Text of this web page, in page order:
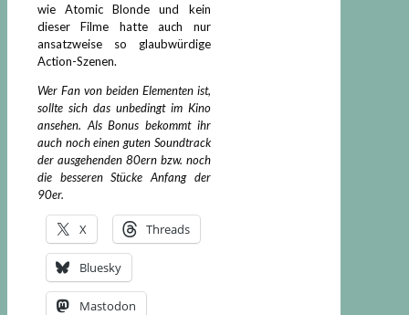
wie Atomic Blonde und kein
dieser Filme hatte auch nur
ansatzweise so glaubwürdige
Action-Szenen.
Wer Fan von beiden Elementen ist,
sollte sich das unbedingt im Kino
ansehen. Als Bonus bekommt ihr
auch noch einen guten Soundtrack
der ausgehenden 80ern bzw. noch
die besseren Stücke Anfang der
90er.
X Threads
Bluesky
Mastodon